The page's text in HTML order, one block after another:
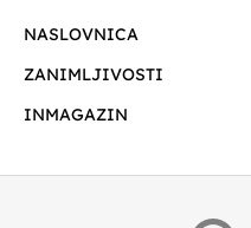
NASLOVNICA
ZANIMLJIVOSTI
INMAGAZIN